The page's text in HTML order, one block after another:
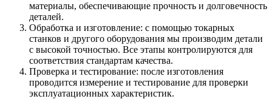
материалы, обеспечивающие прочность и долговечность
деталей.
Обработка и изготовление: с помощью токарных
станков и другого оборудования мы производим детали
с высокой точностью. Все этапы контролируются для
соответствия стандартам качества.
Проверка и тестирование: после изготовления
проводится измерение и тестирование для проверки
эксплуатационных характеристик.